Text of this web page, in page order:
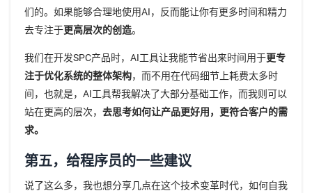
们的。如果能够合理地使用AI，反而能让你有更多时间和精力
去专注于更高层次的创造。
我们在开发SPC产品时，AI工具让我能节省出来时间用于更专
注于优化系统的整体架构，而不用在代码细节上耗费太多时
间，也就是，AI工具帮我解决了大部分基础工作，而我则可以
站在更高的层次， 去思考如何让产品更好用，更符合客户的需
求。
第五，给程序员的一些建议
说了这么多，我也想分享几点在这个技术变革时代，如何自我